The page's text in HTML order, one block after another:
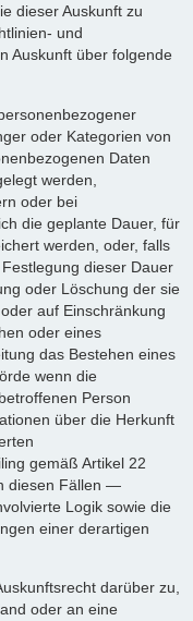
dieser Auskunft zu
und
Auskunft über folgende
oder Kategorien von
Daten
werden,
oder bei
die geplante Dauer, für
werden, oder, falls
dieser Dauer
oder Löschung der sie
auf Einschränkung
oder eines
das Bestehen eines
wenn die
Person
über die Herkunft
gemäß Artikel 22
diesen Fällen —
Logik sowie die
einer derartigen
darüber zu,
oder an eine